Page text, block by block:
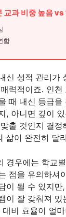
교과 비중 높음 vs
함
신 성적 관리가
력적이죠. 인천
때 내신 등급을
, 아니면 깊이
출 것인지 결정
삶이 완전히 달
경우에는 학교
점을 유의하셔
이 될 수 있지만
이 잘 갖춰져 있
대비 효율이 얼